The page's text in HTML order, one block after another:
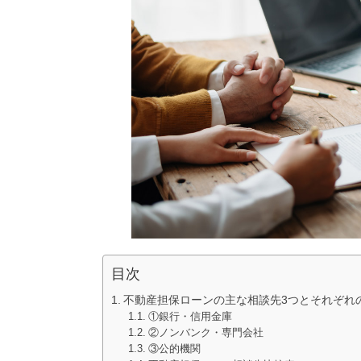
目次
不動産担保ローンの主な相談先3つとそれぞれ
①銀行・信用金庫
②ノンバンク・専門会社
③公的機関